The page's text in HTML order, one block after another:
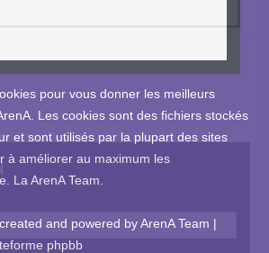
pour vous donner les meilleurs
Les cookies sont des fichiers stockés
et sont utilisés par la plupart des sites
à améliorer au maximum les
La ArenA Team.
created and powered by ArenA Team |
phpbb